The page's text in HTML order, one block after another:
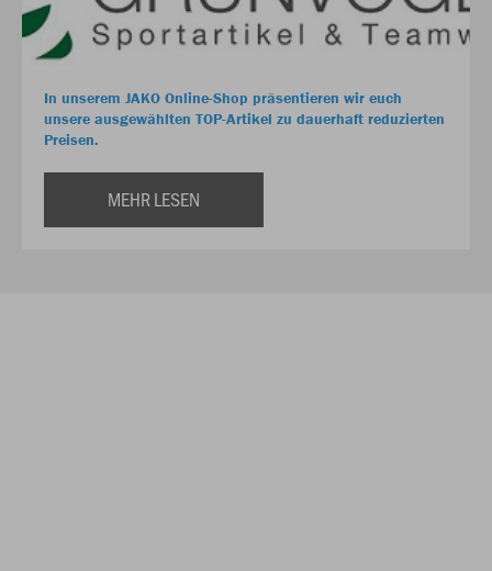
In unserem JAKO Online-Shop präsentieren wir euch
unsere ausgewählten TOP-Artikel zu dauerhaft reduzierten
Preisen.
MEHR LESEN